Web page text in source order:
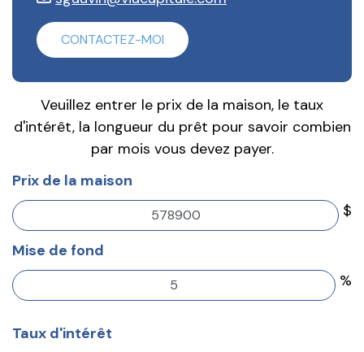
CONTACTEZ-MOI
Veuillez entrer le prix de la maison, le taux
d'intérêt, la longueur du prêt pour savoir combien
par mois vous devez payer.
Prix de la maison
$
Mise de fond
%
Taux d'intérêt